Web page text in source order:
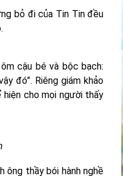
bỏ đi của Tin Tin đều
cậu bé và bộc bạch:
đó”. Riêng giám khảo
hiện cho mọi người thấy
ông thầy bói hành nghề